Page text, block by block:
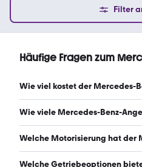
Filter
Häufige Fragen zum
Wie viel kostet der Mercedes-
Ein guter Preis für einen
starten ab 369 € monatlich.
Wie viele Mercedes-Benz-
Es gibt insgesamt 6.273
8.8.2026)
Welche Motorisierung hat der
Der Mercedes-Benz Gla hat
Welche Getriebeoptionen